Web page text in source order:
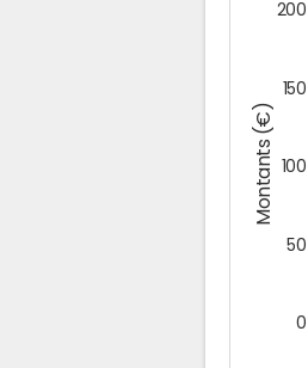
Montants (€)
0
50
100
150
200